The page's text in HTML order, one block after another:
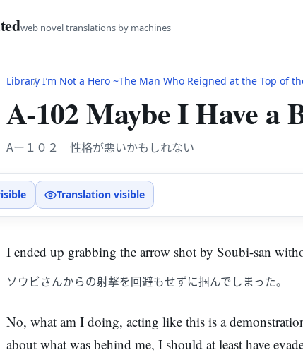
web novel translations by machines
Library I’m Not a Hero ~The Man Who Reigned at the Top of the VR World.
A-102 Maybe I Have a
Aー１０２ 性格が悪いかもしれない
Translation visible
I ended up grabbing the arrow shot by Soubi-san
ソウビさんからの射撃を回避もせずに掴んでしまった。
No, what am I doing, acting like this is a
about what was behind me, I should at least have